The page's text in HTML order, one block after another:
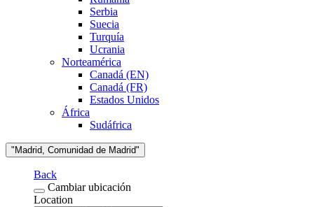
Serbia
Suecia
Turquía
Ucrania
Norteamérica
Canadá (EN)
Canadá (FR)
Estados Unidos
África
Sudáfrica
"Madrid, Comunidad de Madrid"
Back
Cambiar ubicación
Location